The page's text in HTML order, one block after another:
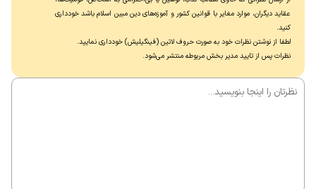
عقاید دیگران، موارد مغایر با قوانین کشور و آموزه‌های دین مبین اسلام باشد خودداری
کنید.
لطفا از نوشتن نظرات خود به صورت حروف لاتین (فینگیلیش) خودداری نماييد.
نظرات پس از تایید مدیر بخش مربوطه منتشر می‌شود.